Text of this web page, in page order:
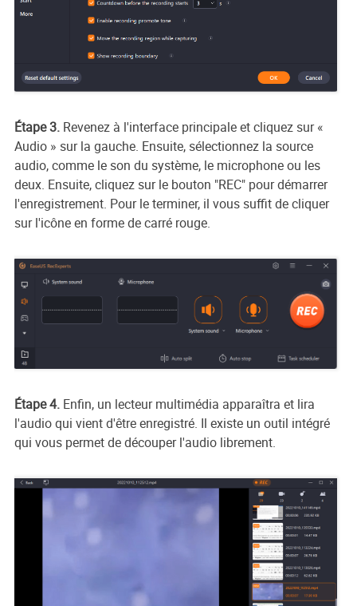
Étape 3.Revenez à l'interface principale et cliquez sur «
Audio » sur la gauche. Ensuite, sélectionnez la source
audio, comme le son du système, le microphone ou les
deux. Ensuite, cliquez sur le bouton "REC" pour démarrer
l'enregistrement. Pour le terminer, il vous suffit de cliquer
sur l'icône en forme de carré rouge.
Étape 4.Enfin, un lecteur multimédia apparaîtra et lira
l'audio qui vient d'être enregistré. Il existe un outil intégré
qui vous permet de découper l'audio librement.